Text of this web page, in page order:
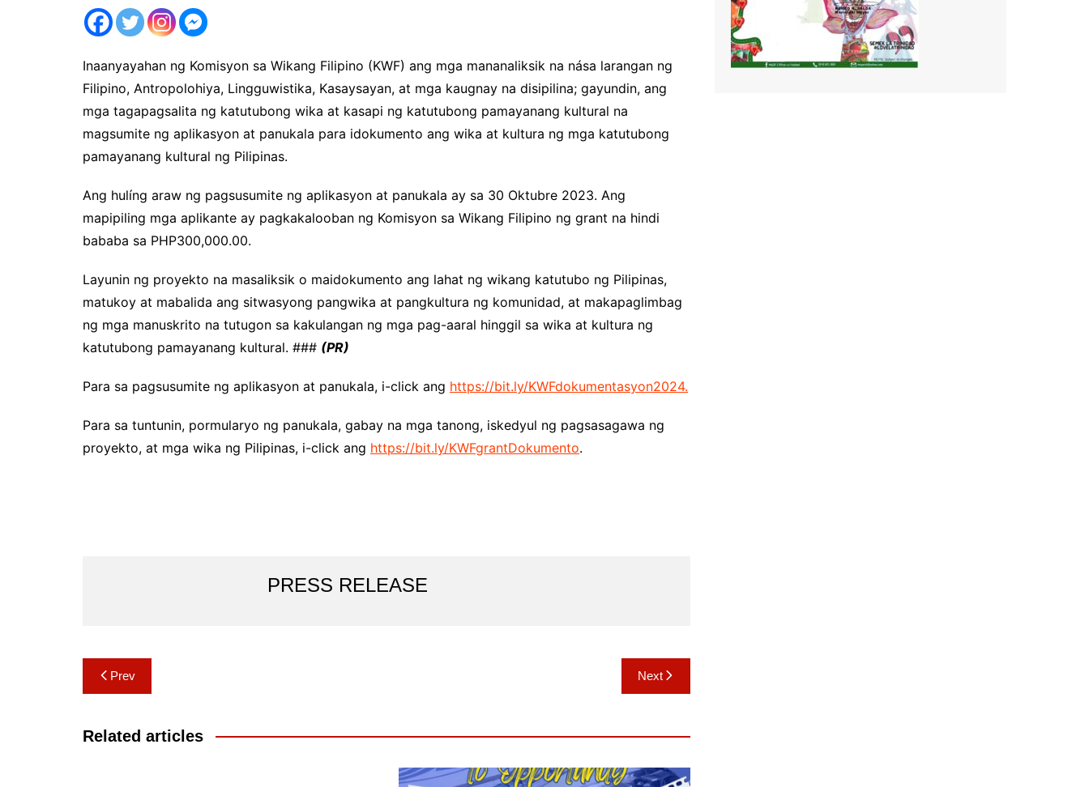
Inaanyayahan ng Komisyon sa Wikang Filipino (KWF) ang mga mananaliksik na nása larangan ng
Filipino, Antropolohiya, Lingguwistika, Kasaysayan, at mga kaugnay na disipilina; gayundin, ang
mga tagapagsalita ng katutubong wika at kasapi ng katutubong pamayanang kultural na
magsumite ng aplikasyon at panukala para idokumento ang wika at kultura ng mga katutubong
pamayanang kultural ng Pilipinas.
Ang hulíng araw ng pagsusumite ng aplikasyon at panukala ay sa 30 Oktubre 2023. Ang
mapipiling mga aplikante ay pagkakalooban ng Komisyon sa Wikang Filipino ng grant na hindi
bababa sa PHP300,000.00.
Layunin ng proyekto na masaliksik o maidokumento ang lahat ng wikang katutubo ng Pilipinas,
matukoy at mabalida ang sitwasyong pangwika at pangkultura ng komunidad, at makapaglimbag
ng mga manuskrito na tutugon sa kakulangan ng mga pag-aaral hinggil sa wika at kultura ng
katutubong pamayanang kultural. ### (PR)
Para sa pagsusumite ng aplikasyon at panukala, i-click ang https://bit.ly/KWFdokumentasyon2024.
Para sa tuntunin, pormularyo ng panukala, gabay na mga tanong, iskedyul ng pagsasagawa ng
proyekto, at mga wika ng Pilipinas, i-click ang https://bit.ly/KWFgrantDokumento.
PRESS RELEASE
Post
navigation
Prev Next
Related articles